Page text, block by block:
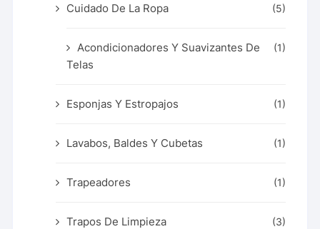
Cuidado De La Ropa (5)
Acondicionadores Y Suavizantes De
Telas
(1)
Esponjas Y Estropajos (1)
Lavabos, Baldes Y Cubetas (1)
Trapeadores (1)
Trapos De Limpieza (3)